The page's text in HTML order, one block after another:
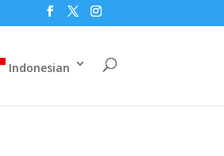
Indonesian